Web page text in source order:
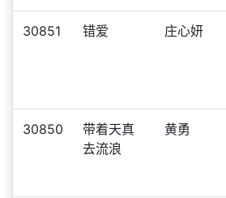
30851 错爱 庄心妍
30850
带着天真
去流浪
黄勇